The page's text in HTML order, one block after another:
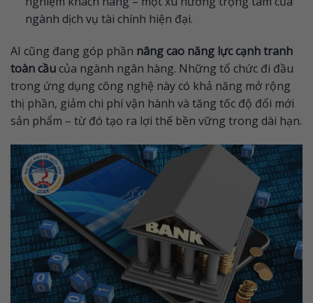
ngành dịch vụ tài chính hiện đại.
AI cũng đang góp phần nâng cao năng lực cạnh tranh
toàn cầu của ngành ngân hàng. Những tổ chức đi đầu
trong ứng dụng công nghệ này có khả năng mở rộng
thị phần, giảm chi phí vận hành và tăng tốc độ đổi mới
sản phẩm – từ đó tạo ra lợi thế bền vững trong dài hạn.